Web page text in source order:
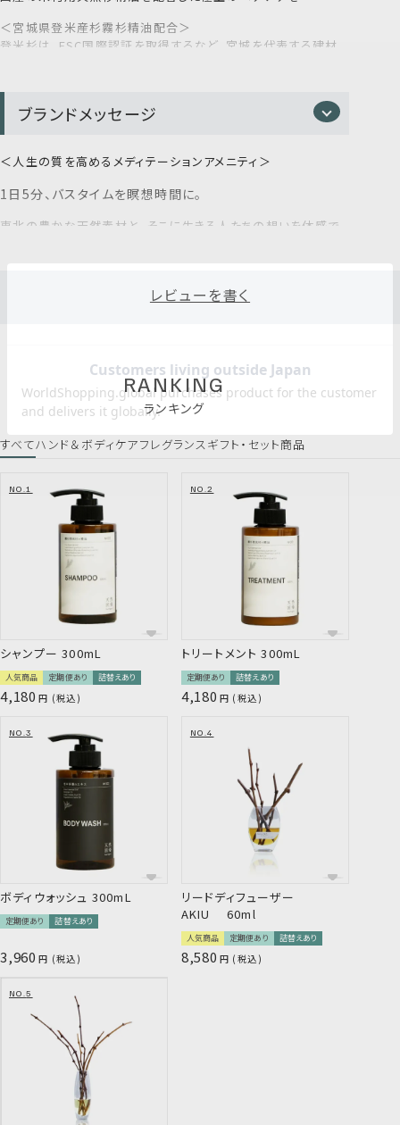
髪の密度を補い、潤いをキープ。内側からしなやかで健やか
ノンシリコンなのに、驚くほどなめらか
補修成分「加水分解ケラチン」を配合。
髪のきしみを抑え、指通りの良い、上質な仕上がりを。
ストレスで硬くなりがちな頭皮環境を、植物由来成分が優
しくケア。 地肌を整え、使い続けるほど、髪本来の美しさ
を感じられる配合。
トリートメントの4つの特徴
加水分解ケラチン*³が深部まで浸透・集
3種の植物オイル*⁴が潤いのヴェールで
9種のボタニカル成分*²が指通り滑らか
な質感をキープ
サロンレベルの集中補修
天然成分により色や香りがばらつくことがありますが、品質には
問題ありません。
＜宮城県登米産杉霧杉精油配合＞
登米杉は、FSC国際認証を取得するなど、宮城を代表する建材
の枝葉を自社で丁寧に蒸留しています。
三陸海岸や北上川からもたらされる霧が育てた未利用資源を活
用することで、 環境を守る活動にもつながるものづくりを行って
ブランドメッセージ
＜人生の質を高めるメディテーションアメニティ＞
1日5分、バスタイムを瞑想時間に。
東北の豊かな天然素材と、そこに生きる人たちの想いを体感で
自然の恵みと天然精油の香りで、肌と心が癒されるバスタイム
Gallery
レビューを書く
RANKING
ランキング
すべてハンド＆ボディケアフレグランスギフト・セット商品
シャンプー 300mL
人気商品 定期便あり 詰替えあり
4,180 税込
トリートメント 300mL
定期便あり 詰替えあり
4,180 税込
ボディウォッシュ 300mL
定期便あり 詰替えあり
3,960 税込
リードディフューザー
AKIU 60ml
人気商品 定期便あり 詰替えあり
8,580 税込